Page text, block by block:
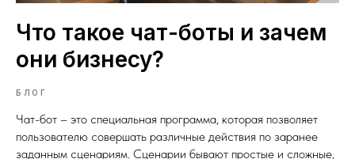
Что такое чат-боты и зачем
они бизнесу?
БЛОГ
Чат-бот – это специальная программа, которая позволяет
пользователю совершать различные действия по заранее
заданным сценариям. Сценарии бывают простые и сложные,